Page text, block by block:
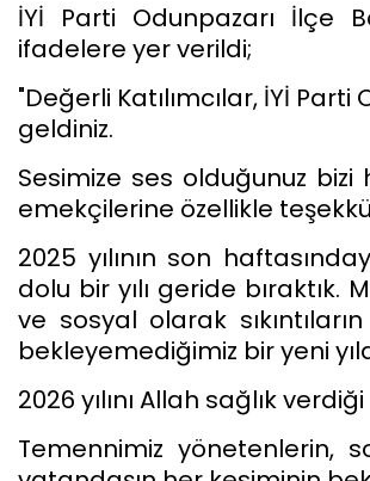
İYİ Parti Odunpazarı İlçe
ifadelere yer verildi;
"Değerli Katılımcılar, İYİ
geldiniz.
Sesimize ses olduğunuz bizi
emekçilerine özellikle
2025 yılının son
dolu bir yılı geride
ve sosyal olarak
bekleyemediğimiz bir yeni
2026 yılını Allah sağlık
Temennimiz yönetenlerin,